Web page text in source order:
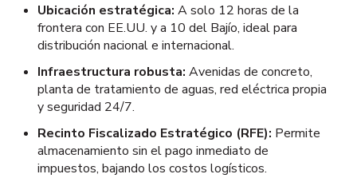
Ubicación estratégica: A solo 12 horas de la
frontera con EE.UU. y a 10 del Bajío, ideal para
distribución nacional e internacional.
Infraestructura robusta: Avenidas de concreto,
planta de tratamiento de aguas, red eléctrica propia
y seguridad 24/7.
Recinto Fiscalizado Estratégico (RFE): Permite
almacenamiento sin el pago inmediato de
impuestos, bajando los costos logísticos.